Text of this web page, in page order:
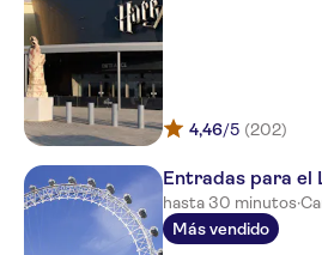
Sass Hotel
Travelodge London Vauxhall
Hotel
Olympic House Hotel
The Pelham – Starhotels
Collezione
OYO Bakers Hotel
4,46/5 (202)
Entradas para el
hasta 30 minutos·
Más vendido